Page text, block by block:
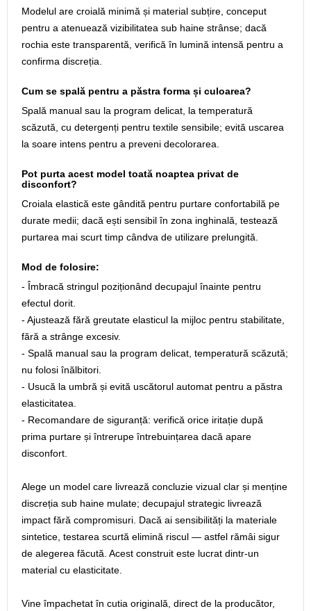
Modelul are croială minimă și material subțire, conceput
pentru a atenuează vizibilitatea sub haine strânse; dacă
rochia este transparentă, verifică în lumină intensă pentru a
confirma discreția.
Cum se spală pentru a păstra forma și culoarea?
Spală manual sau la program delicat, la temperatură
scăzută, cu detergenți pentru textile sensibile; evită uscarea
la soare intens pentru a preveni decolorarea.
Pot purta acest model toată noaptea privat de
disconfort?
Croiala elastică este gândită pentru purtare confortabilă pe
durate medii; dacă ești sensibil în zona inghinală, testează
purtarea mai scurt timp cândva de utilizare prelungită.
Mod de folosire:
- Îmbracă stringul poziționând decupajul înainte pentru
efectul dorit.
- Ajustează fără greutate elasticul la mijloc pentru stabilitate,
fără a strânge excesiv.
- Spală manual sau la program delicat, temperatură scăzută;
nu folosi înălbitori.
- Usucă la umbră și evită uscătorul automat pentru a păstra
elasticitatea.
- Recomandare de siguranță: verifică orice iritație după
prima purtare și întrerupe întrebuințarea dacă apare
disconfort.
Alege un model care livrează concluzie vizual clar și menține
discreția sub haine mulate; decupajul strategic livrează
impact fără compromisuri. Dacă ai sensibilități la materiale
sintetice, testarea scurtă elimină riscul — astfel rămâi sigur
de alegerea făcută. Acest construit este lucrat dintr-un
material cu elasticitate.
Vine împachetat în cutia originală, direct de la producător,